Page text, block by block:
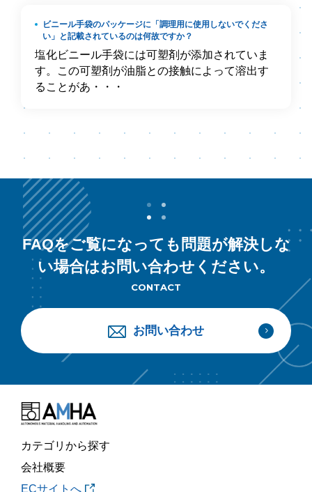
ビニール手袋のパッケージに「調理用に使用しないでくださ
い」と記載されているのは何故ですか？
塩化ビニール手袋には可塑剤が添加されていま
す。この可塑剤が油脂との接触によって溶出す
ることがあ・・・
FAQをご覧になっても問題が解決しな
い場合はお問い合わせください。
CONTACT
お問い合わせ
カテゴリから探す
会社概要
ECサイトへ